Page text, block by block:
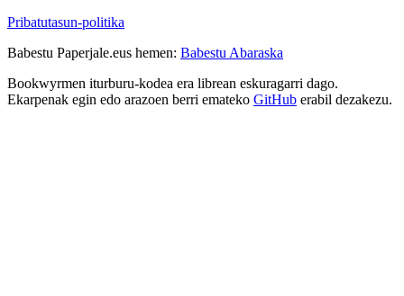
Pribatutasun-politika
Babestu Paperjale.eus hemen: Babestu Abaraska
Bookwyrmen iturburu-kodea era librean eskuragarri dago.
Ekarpenak egin edo arazoen berri emateko GitHub erabil dezakezu.